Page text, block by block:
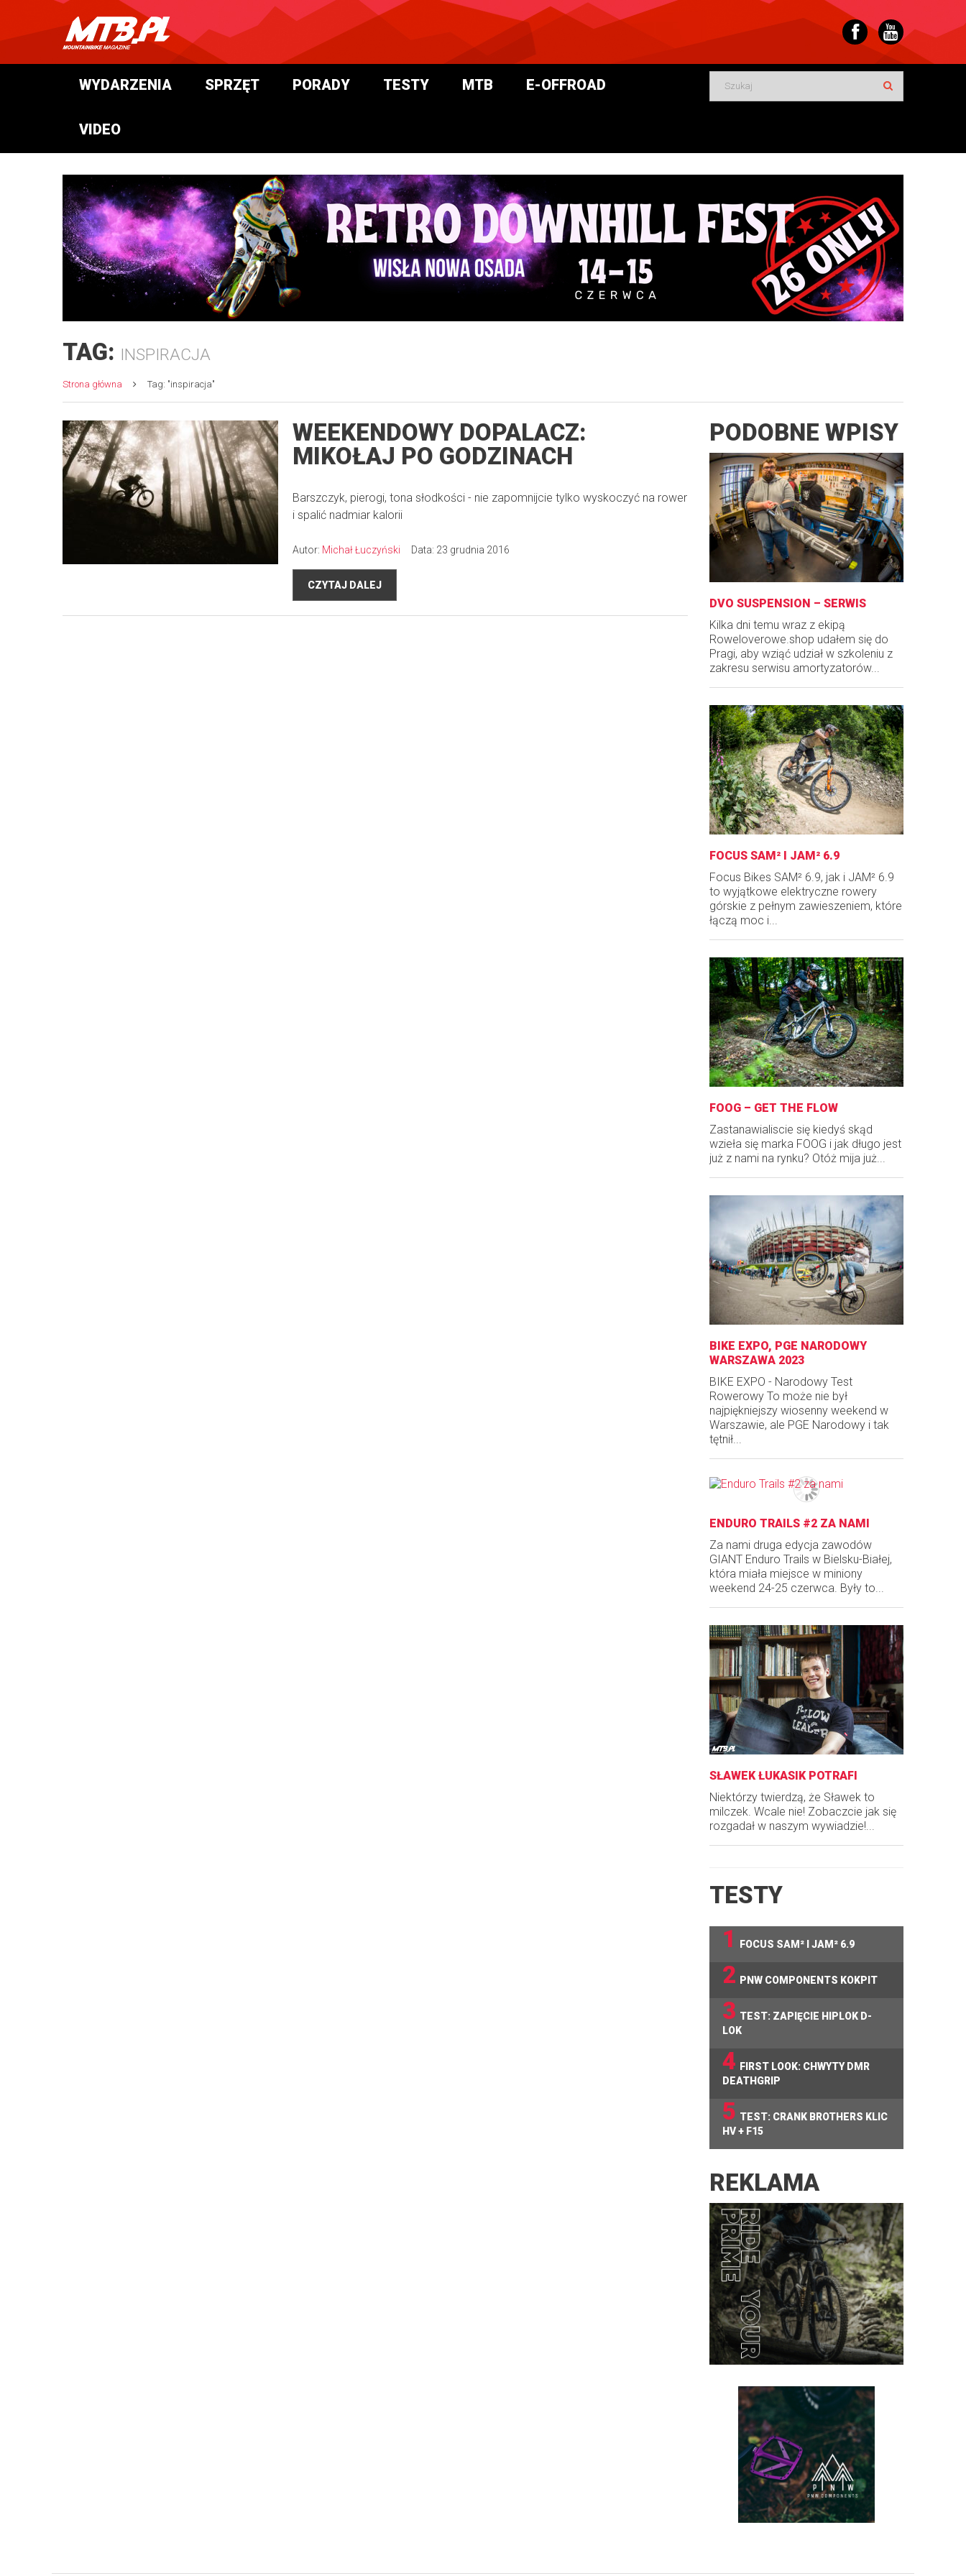
WYDARZENIA SPRZĘT PORADY TESTY MTB E-OFFROAD
VIDEO
TAG: INSPIRACJA
Strona główna Tag: "inspiracja"
WEEKENDOWY DOPALACZ:
MIKOŁAJ PO GODZINACH
Barszczyk, pierogi, tona słodkości - nie zapomnijcie tylko wyskoczyć na rower
i spalić nadmiar kalorii
Autor: Michał Łuczyński Data: 23 grudnia 2016
CZYTAJ DALEJ
PODOBNE WPISY
DVO SUSPENSION – SERWIS
Kilka dni temu wraz z ekipą
Roweloverowe.shop udałem się do
Pragi, aby wziąć udział w szkoleniu z
zakresu serwisu amortyzatorów...
FOCUS SAM² I JAM² 6.9
Focus Bikes SAM² 6.9, jak i JAM² 6.9
to wyjątkowe elektryczne rowery
górskie z pełnym zawieszeniem, które
łączą moc i...
FOOG – GET THE FLOW
Zastanawialiscie się kiedyś skąd
wzieła się marka FOOG i jak długo jest
już z nami na rynku? Otóż mija już...
BIKE EXPO, PGE NARODOWY
WARSZAWA 2023
BIKE EXPO - Narodowy Test
Rowerowy To może nie był
najpiękniejszy wiosenny weekend w
Warszawie, ale PGE Narodowy i tak
tętnił...
ENDURO TRAILS #2 ZA NAMI
Za nami druga edycja zawodów
GIANT Enduro Trails w Bielsku-Białej,
która miała miejsce w miniony
weekend 24-25 czerwca. Były to...
SŁAWEK ŁUKASIK POTRAFI
Niektórzy twierdzą, że Sławek to
milczek. Wcale nie! Zobaczcie jak się
rozgadał w naszym wywiadzie!...
TESTY
1
FOCUS SAM² I JAM² 6.9
2 PNW COMPONENTS KOKPIT
3 TEST: ZAPIĘCIE HIPLOK D-
LOK
4 FIRST LOOK: CHWYTY DMR
DEATHGRIP
5 TEST: CRANK BROTHERS KLIC
HV + F15
REKLAMA